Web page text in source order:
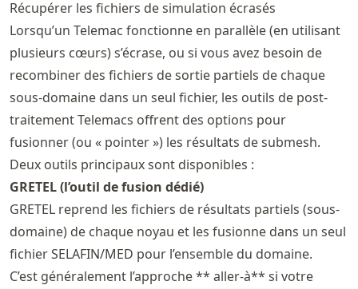
Récupérer les fichiers de simulation écrasés
Lorsqu’un Telemac fonctionne en parallèle (en utilisant
plusieurs cœurs) s’écrase, ou si vous avez besoin de
recombiner des fichiers de sortie partiels de chaque
sous-domaine dans un seul fichier, les outils de post-
traitement Telemacs offrent des options pour
fusionner (ou « pointer ») les résultats de submesh.
Deux outils principaux sont disponibles :
GRETEL (l’outil de fusion dédié)
GRETEL reprend les fichiers de résultats partiels (sous-
domaine) de chaque noyau et les fusionne dans un seul
fichier SELAFIN/MED pour l’ensemble du domaine.
C’est généralement l’approche ** aller-à** si votre